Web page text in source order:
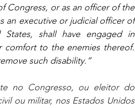
Congress, or as an officer of the
an executive or judicial officer of
shall have engaged in
comfort to the enemies thereof.
such disability.”
no Congresso, ou eleitor do
ou militar, nos Estados Unidos